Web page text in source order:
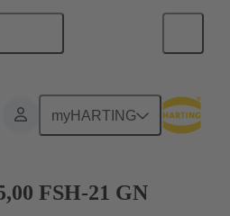
myHARTING
FSH-21 GN